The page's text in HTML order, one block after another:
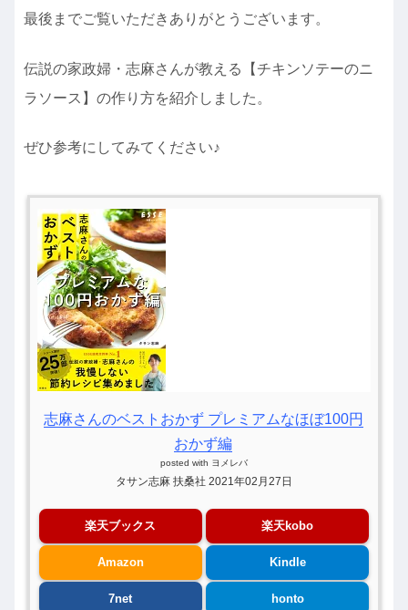
最後までご覧いただきありがとうございます。
伝説の家政婦・志麻さんが教える【チキンソテーのニ
ラソース】の作り方を紹介しました。
ぜひ参考にしてみてください♪
志麻さんのベストおかず プレミアムなほぼ100円
おかず編
posted with ヨメレバ
タサン志麻 扶桑社 2021年02月27日
楽天ブックス 楽天kobo
Amazon Kindle
7net honto